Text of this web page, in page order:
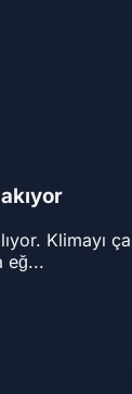
Klimayı
eğ...